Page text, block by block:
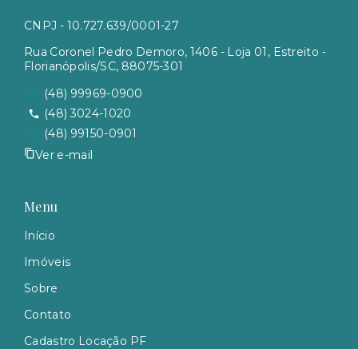
CNPJ - 10.727.639/0001-27
Rua Coronel Pedro Demoro, 1406 - Loja 01, Estreito -
Florianópolis/SC, 88075-301
(48) 99969-0900
(48) 3024-1020
(48) 99150-0901
Ver e-mail
Menu
Início
Imóveis
Sobre
Contato
Cadastro Locação PF